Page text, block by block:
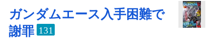
ガンダムエース入手困難で
謝罪 131